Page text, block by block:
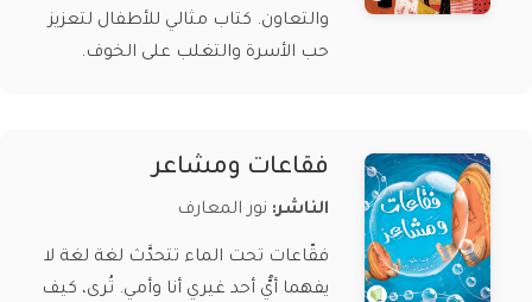
والتعاون. كتاب مثالي للأطفال لتعزيز
حب الأسرة والتغلب على الخوف.
فقاعات ومشاعر
الناشر: نور المعارف
فقّاعات تحت الماء تتحدَّث لغة لغة لا
يفهما أيُّ أحد غيري أنا وأمي. تُرى، كيف